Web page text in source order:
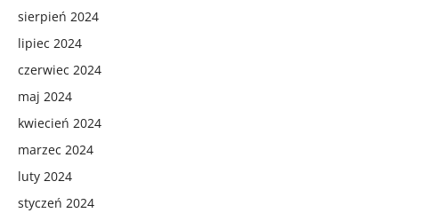
sierpień 2024
lipiec 2024
czerwiec 2024
maj 2024
kwiecień 2024
marzec 2024
luty 2024
styczeń 2024